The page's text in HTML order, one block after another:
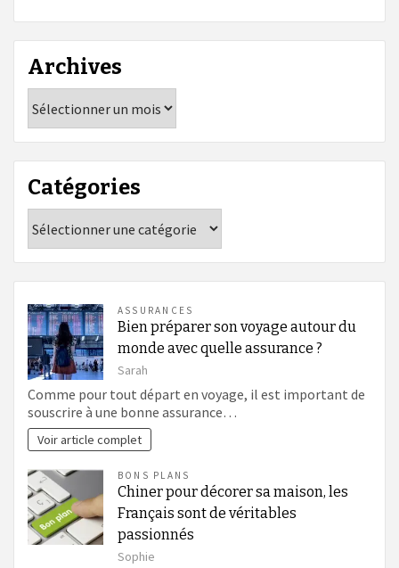
Archives
Catégories
ASSURANCES
Bien préparer son voyage autour du
monde avec quelle assurance ?
Sarah
Comme pour tout départ en voyage, il est important de
souscrire à une bonne assurance…
Voir article complet
BONS PLANS
Chiner pour décorer sa maison, les
Français sont de véritables
passionnés
Sophie